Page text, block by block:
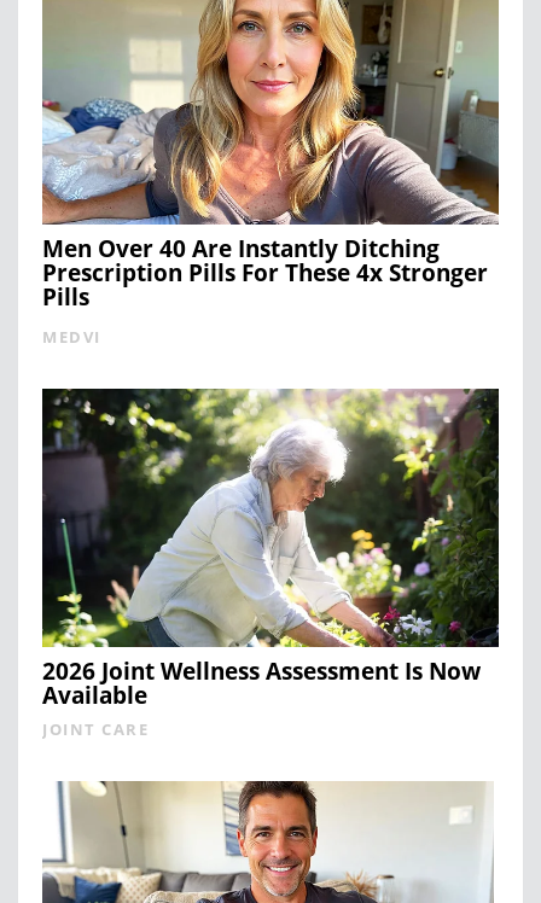
Men Over 40 Are Instantly Ditching
Prescription Pills For These 4x Stronger
Pills
MEDVI
2026 Joint Wellness Assessment Is Now
Available
JOINT CARE